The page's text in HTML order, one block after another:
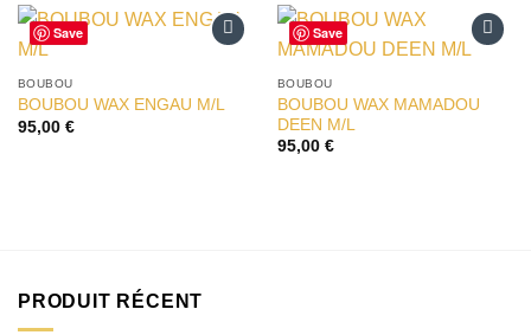
Save
d’envies
BOUBOU
BOUBOU WAX ENGAU M/L
95,00 €
Save
d’envies
BOUBOU
BOUBOU WAX MAMADOU
DEEN M/L
95,00 €
PRODUIT RÉCENT